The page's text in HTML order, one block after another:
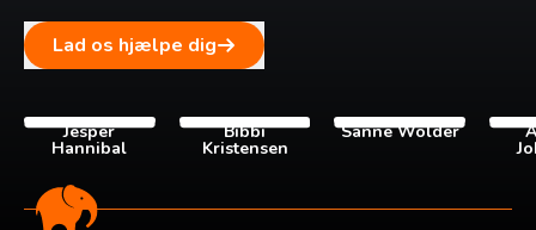
Lad os hjælpe dig
Jesper
Hannibal
Bibbi
Kristensen
Sanne Wolder